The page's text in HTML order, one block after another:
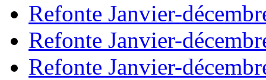
Refonte Janvier-
Refonte Janvier-
Refonte Janvier-